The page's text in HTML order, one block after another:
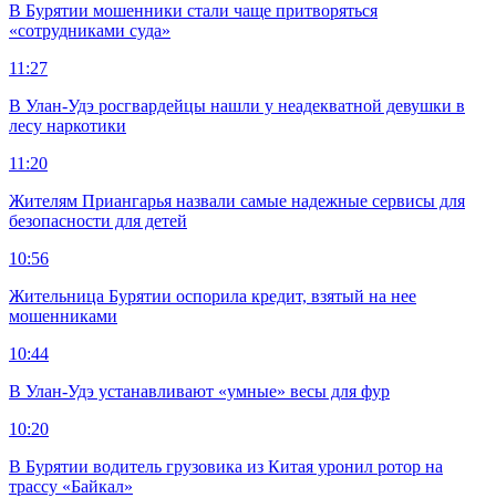
В Бурятии мошенники стали чаще притворяться
«сотрудниками суда»
11:27
В Улан-Удэ росгвардейцы нашли у неадекватной девушки в
лесу наркотики
11:20
Жителям Приангарья назвали самые надежные сервисы для
безопасности для детей
10:56
Жительница Бурятии оспорила кредит, взятый на нее
мошенниками
10:44
В Улан-Удэ устанавливают «умные» весы для фур
10:20
В Бурятии водитель грузовика из Китая уронил ротор на
трассу «Байкал»